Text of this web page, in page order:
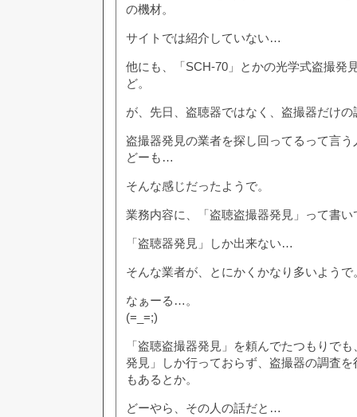
の機材。
サイトでは紹介していない…
他にも、「SCH-70」とかの光学式盗撮発
ど。
が、先日、盗聴器ではなく、盗撮器だけ
盗撮器発見の業者を探し回ってるって言
どーも…
そんな感じだったようで。
業務内容に、「盗聴盗撮器発見」って書
「盗聴器発見」しか出来ない…
そんな業者が、とにかくかなり多いようで
なぁーる…。
(=_=;)
「盗聴盗撮器発見」を頼んでたつもりで
発見」しか行っておらず、盗撮器の調査
もあるとか。
どーやら、その人の話だと…